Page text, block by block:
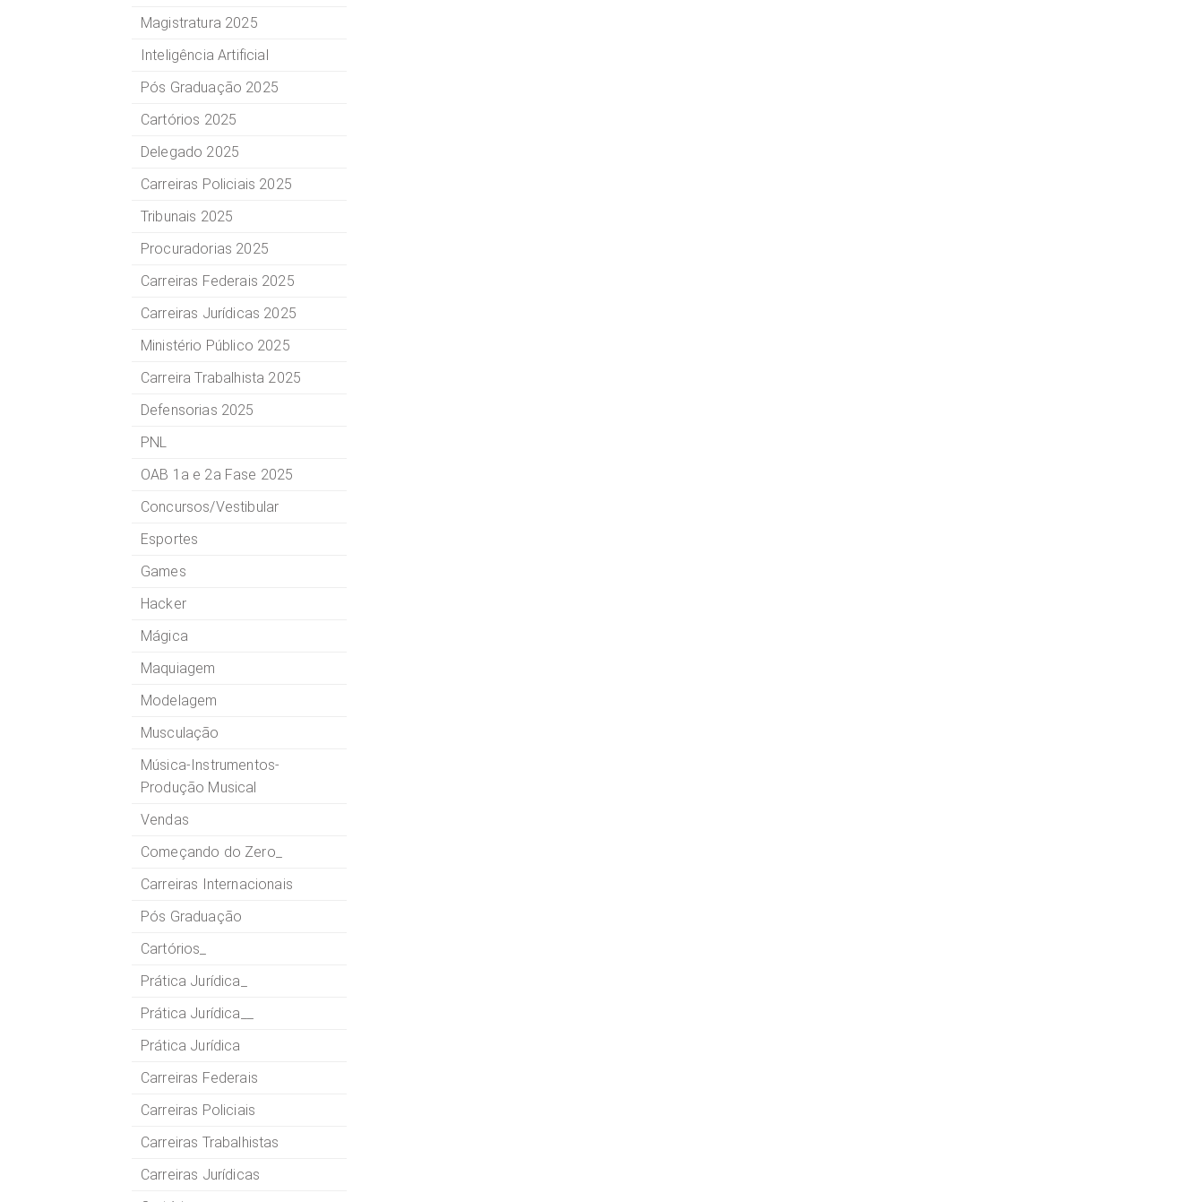
Magistratura 2025
Inteligência Artificial
Pós Graduação 2025
Cartórios 2025
Delegado 2025
Carreiras Policiais 2025
Tribunais 2025
Procuradorias 2025
Carreiras Federais 2025
Carreiras Jurídicas 2025
Ministério Público 2025
Carreira Trabalhista 2025
Defensorias 2025
PNL
OAB 1a e 2a Fase 2025
Concursos/Vestibular
Esportes
Games
Hacker
Mágica
Maquiagem
Modelagem
Musculação
Música-Instrumentos-
Produção Musical
Vendas
Começando do Zero_
Carreiras Internacionais
Pós Graduação
Cartórios_
Prática Jurídica_
Prática Jurídica__
Prática Jurídica
Carreiras Federais
Carreiras Policiais
Carreiras Trabalhistas
Carreiras Jurídicas